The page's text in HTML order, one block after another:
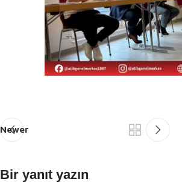
Newer
Bir yanıt yazın